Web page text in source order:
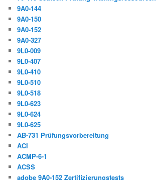
9A0-144
9A0-150
9A0-152
9A0-327
9L0-009
9L0-407
9L0-410
9L0-510
9L0-518
9L0-623
9L0-624
9L0-625
AB-731 Prüfungsvorbereitung
ACI
ACMP-6-1
ACSS
adobe 9A0-152 Zertifizierungstests